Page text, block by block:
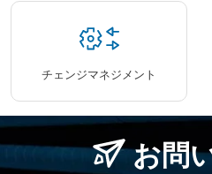
チェンジマネジメント
お問